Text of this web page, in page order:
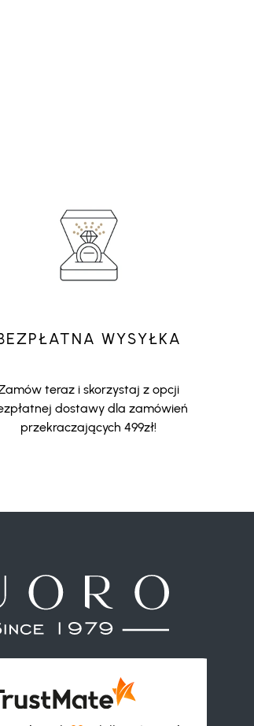
WYSYŁKA
teraz i skorzystaj z opcji
dostawy dla zamówień
przekraczających 499zł!